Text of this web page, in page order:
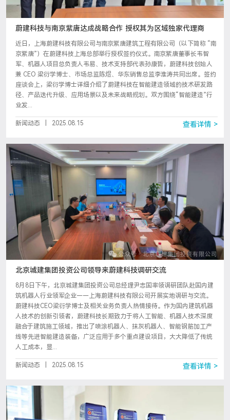
蔚建科技与南京紫唐达成战略合作 授权其为区域独家代理商
近日，上海蔚建科技有限公司与南京紫唐建筑工程有限公司（以下简称 “南
京紫唐”）在蔚建科技上海总部举行授权签约仪式。南京紫唐董事长韦智
军、机器人项目总负责人韦易、技术支持部代表孙康哲，蔚建科技创始人
兼 CEO 梁衍学博士、市场总监陈煜、华东销售总监李淮涛共同出席。签约
座谈会上，梁衍学博士详细介绍了蔚建科技在智能建造领域的技术研发路
径、产品迭代升级、应用场景以及未来战略规划。双方围绕“智能建造”行
业发...
新闻动态 2025.08.15 查看详情 >
北京城建集团投资公司领导来蔚建科技调研交流
8月8日下午，北京城建集团投资公司总经理尹志国率领调研团队赴国内建
筑机器人行业领军企业——上海蔚建科技有限公司开展实地调研与交流。
蔚建科技CEO梁衍学博士及相关业务负责人热情接待。作为国内建筑机器
人技术的创新引领者，蔚建科技长期致力于将人工智能、机器人技术深度
融合于建筑施工领域，推出了喷涂机器人、抹灰机器人、智能钢筋加工产
线等先进智能建造装备，广泛应用于多个重点建设项目，大大降低了传统
人工成本，显...
新闻动态 2025.08.15 查看详情 >